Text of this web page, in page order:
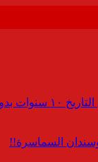
انقطاعات
السماسرة!!